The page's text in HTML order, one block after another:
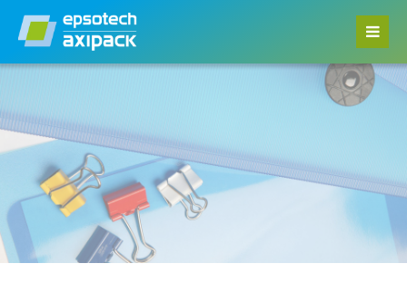
Privacy Policy
Legal Notice